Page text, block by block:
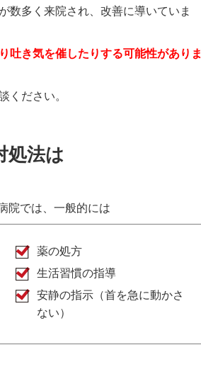
数多く来院され、改善に導いていま
吐き気を催したりする可能性がありま
ください。
処法は
院では、一般的には
薬の処方
生活習慣の指導
安静の指示（首を急に動かさ
ない）